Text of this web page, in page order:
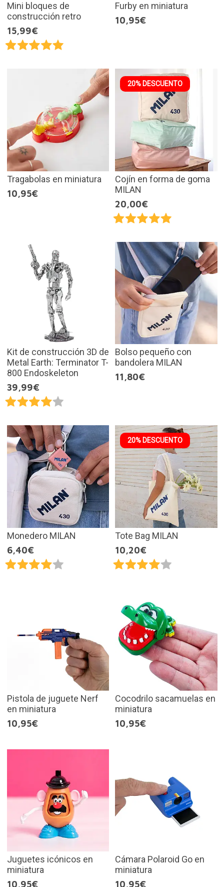
Mini bloques de
construcción retro
15,99€
Furby en miniatura
10,95€
Tragabolas en miniatura
10,95€
20% DESCUENTO
Cojín en forma de goma
MILAN
20,00€
Kit de construcción 3D de
Metal Earth: Terminator T-
800 Endoskeleton
39,99€
Bolso pequeño con
bandolera MILAN
11,80€
Monedero MILAN
6,40€
20% DESCUENTO
Tote Bag MILAN
10,20€
Pistola de juguete Nerf
en miniatura
10,95€
Cocodrilo sacamuelas en
miniatura
10,95€
Juguetes icónicos en
miniatura
10,95€
Cámara Polaroid Go en
miniatura
10,95€